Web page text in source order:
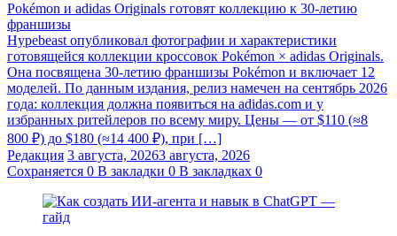
Pokémon и adidas Originals готовят коллекцию к 30-летию
франшизы
Hypebeast опубликовал фотографии и характеристики
готовящейся коллекции кроссовок Pokémon × adidas Originals.
Она посвящена 30-летию франшизы Pokémon и включает 12
моделей. По данным издания, релиз намечен на сентябрь 2026
года: коллекция должна появиться на adidas.com и у
избранных ритейлеров по всему миру. Цены — от $110 (≈8
800 ₽) до $180 (≈14 400 ₽), при […]
Редакция 3 августа, 20263 августа, 2026
Сохраняется 0 В закладки 0 В закладках 0